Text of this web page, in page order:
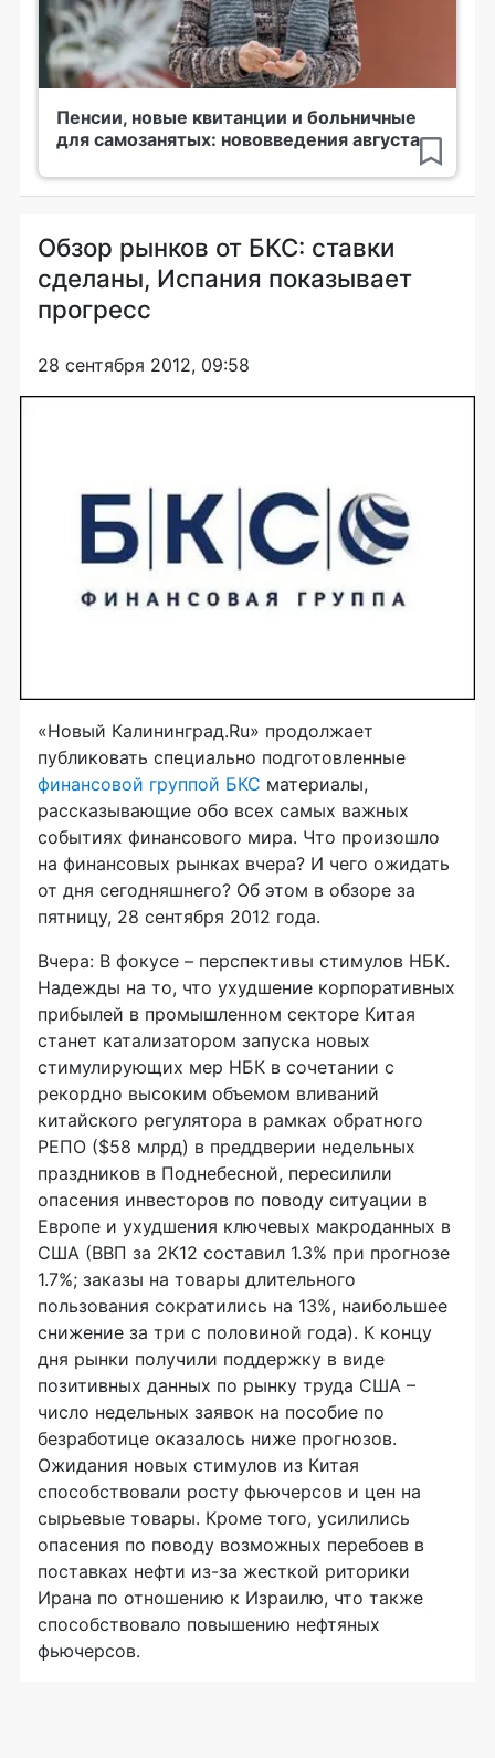
Пенсии, новые квитанции и больничные
для самозанятых: нововведения августа
Обзор рынков от БКС: ставки
сделаны, Испания показывает
прогресс
28 сентября 2012, 09:58
«Новый Калининград.Ru» продолжает
публиковать специально подготовленные
финансовой группой БКС материалы,
рассказывающие обо всех самых важных
событиях финансового мира. Что произошло
на финансовых рынках вчера? И чего ожидать
от дня сегодняшнего? Об этом в обзоре за
пятницу, 28 сентября 2012 года.
Вчера: В фокусе – перспективы стимулов НБК.
Надежды на то, что ухудшение корпоративных
прибылей в промышленном секторе Китая
станет катализатором запуска новых
стимулирующих мер НБК в сочетании с
рекордно высоким объемом вливаний
китайского регулятора в рамках обратного
РЕПО ($58 млрд) в преддверии недельных
праздников в Поднебесной, пересилили
опасения инвесторов по поводу ситуации в
Европе и ухудшения ключевых макроданных в
США (ВВП за 2К12 составил 1.3% при прогнозе
1.7%; заказы на товары длительного
пользования сократились на 13%, наибольшее
снижение за три с половиной года). К концу
дня рынки получили поддержку в виде
позитивных данных по рынку труда США –
число недельных заявок на пособие по
безработице оказалось ниже прогнозов.
Ожидания новых стимулов из Китая
способствовали росту фьючерсов и цен на
сырьевые товары. Кроме того, усилились
опасения по поводу возможных перебоев в
поставках нефти из-за жесткой риторики
Ирана по отношению к Израилю, что также
способствовало повышению нефтяных
фьючерсов.